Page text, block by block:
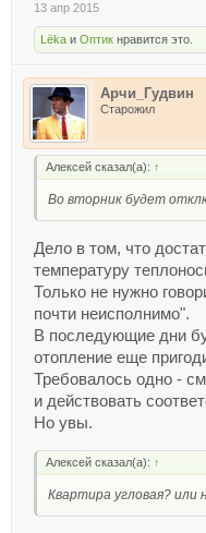
13 апр 2015
Lёka и Оптик нравится это.
Арчи_Гудвин
Старожил
Алексей сказал(а): ↑
Во вторник будет
Дело в том, что
температуру
Только не нужно
почти неисполнимо".
В последующие дни
отопление еще
Требовалось одно -
и действовать
Но увы.
Алексей сказал(а): ↑
Квартира угловая? или